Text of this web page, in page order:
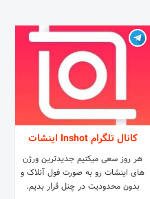
کانال تلگرام Inshot اینشات
هر روز سعی میکنیم جدیدترین ورژن
های اینشات رو به صورت فول آنلاک و
بدون محدودیت در چنل قرار بدیم.